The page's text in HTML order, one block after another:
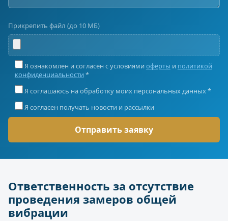
Прикрепить файл (до 10 МБ)
Я ознакомлен и согласен с условиями оферты и политикой
конфиденциальности *
Я соглашаюсь на обработку моих персональных данных *
Я согласен получать новости и рассылки
Ответственность за отсутствие
проведения замеров общей
вибрации